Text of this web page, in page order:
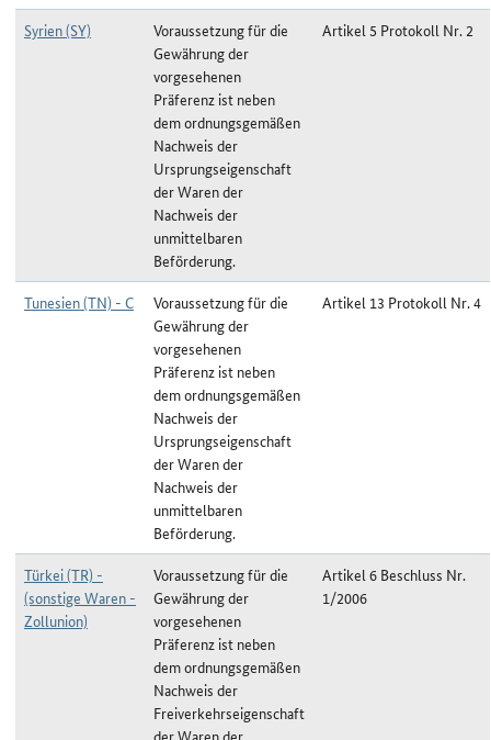
Syrien (SY)
Voraussetzung für die
Gewährung der
vorgesehenen
Präferenz ist neben
dem ordnungsgemäßen
Nachweis der
Ursprungseigenschaft
der Waren der
Nachweis der
unmittelbaren
Beförderung.
Artikel 5 Protokoll Nr. 2
Tunesien (TN) - C
Voraussetzung für die
Gewährung der
vorgesehenen
Präferenz ist neben
dem ordnungsgemäßen
Nachweis der
Ursprungseigenschaft
der Waren der
Nachweis der
unmittelbaren
Beförderung.
Artikel 13 Protokoll Nr. 4
Türkei (TR) -
(sonstige Waren -
Zollunion)
Voraussetzung für die
Gewährung der
vorgesehenen
Präferenz ist neben
dem ordnungsgemäßen
Nachweis der
Freiverkehrseigenschaft
der Waren der
Artikel 6 Beschluss Nr.
1/2006